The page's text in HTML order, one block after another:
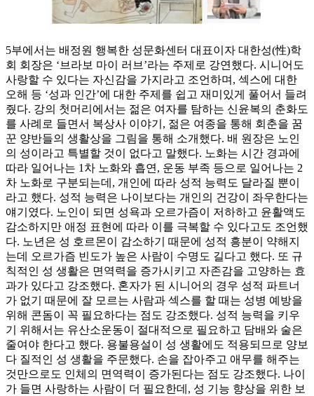
5부에서는 배정원 행복한 성문화센터 대표이자 대한성(性)학
회 회장은 ‘브라보 마이 러브’라는 주제로 강연했다. 시니어도
사랑할 수 있다는 자신감을 가지라고 조언하며, 섹스에 대한
오해 등 ‘성과 인간’에 대한 주제를 쉽고 재미있게 풀어서 들려
줬다. 강의 첫머리에서는 젊은 여자를 탐하는 신윤복의 춘화도
를 사례로 들면서 복상사 이야기, 젊은 여종을 통해 회춘을 꿈
꾼 양반들의 생활상을 그림을 통해 소개했다. 배 원장은 노인
의 성이라고 특별할 것이 없다고 말했다. 노화는 시간 경과에
따라 일어나는 1차 노화와 흡연, 운동 부족 등으로 일어나는 2
차 노화로 구분되는데, 개인에 따라 성적 능력도 달라질 뿐이
라고 했다. 성적 능력은 나이보다는 개인의 건강이 좌우한다는
얘기였다. 노인이 되면 성욕과 오르가즘이 저하하고 윤활액도
감소하지만 애정 표현에 따라 이를 극복할 수 있다고도 조언했
다. 노년은 성 호르몬이 감소하기 때문에 성적 흥분이 약해지
는데 오르가즘 빈도가 높은 사람이 수명도 길다고 했다. 또 규
칙적인 성 생활은 면역력을 증가시키고 자존감을 고양하는 효
과가 있다고 강조했다. 혼자가 된 시니어의 경우 성적 파트너
가 없기 때문에 잘 모르는 사람과 섹스를 할 때는 성병 예방을
위해 콘돔이 꼭 필요하다는 점도 강조했다. 성적 능력을 키우
기 위해서는 유산소운동이 절대적으로 필요하고 담배와 술은
줄여야 한다고 했다. 용불용설이 성 생활에도 적용되므로 양보
다 질적인 성 생활을 주문했다. 손을 잡아주고 애무를 해주는
것만으로도 인체의 면역력이 증가된다는 점도 강조했다. 나이
가 들면 사랑하는 사람이 더 필요한데, 성 기능 향상을 위한 보